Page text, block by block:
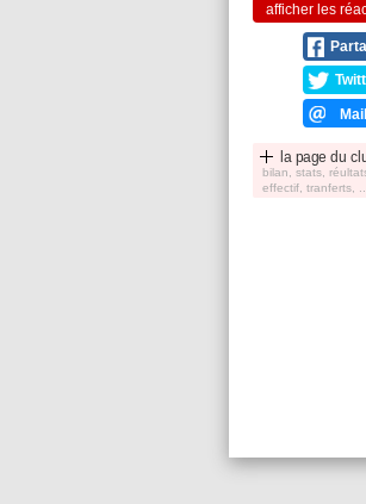
afficher les
Mail
la page du
bilan, stats,
effectif, tranferts, ...